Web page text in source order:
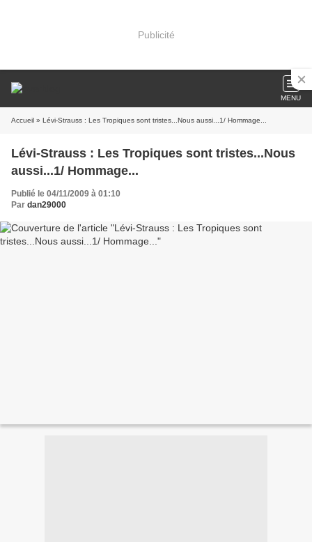
Publicité
MENU
Accueil » Lévi-Strauss : Les Tropiques sont tristes...Nous aussi...1/ Hommage...
Lévi-Strauss : Les Tropiques sont tristes...Nous
aussi...1/ Hommage...
Publié le 04/11/2009 à 01:10
Par dan29000